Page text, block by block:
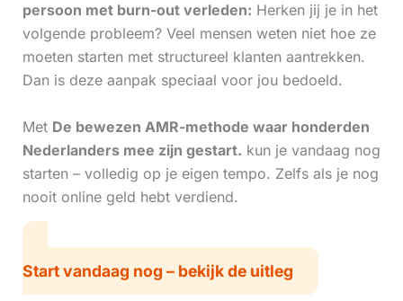
persoon met burn-out verleden: Herken jij je in het
volgende probleem? Veel mensen weten niet hoe ze
moeten starten met structureel klanten aantrekken.
Dan is deze aanpak speciaal voor jou bedoeld.
Met De bewezen AMR-methode waar honderden
Nederlanders mee zijn gestart. kun je vandaag nog
starten – volledig op je eigen tempo. Zelfs als je nog
nooit online geld hebt verdiend.
Start vandaag nog – bekijk de uitleg